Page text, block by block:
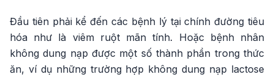
Đầu tiên phải kể đến các bệnh lý tại chính đường tiêu
hóa như là viêm ruột mãn tính. Hoặc bệnh nhân
không dung nạp được một số thành phần trong thức
ăn, ví dụ những trường hợp không dung nạp lactose